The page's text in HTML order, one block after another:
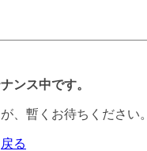
ンス中です。
、暫くお待ちください。
戻る